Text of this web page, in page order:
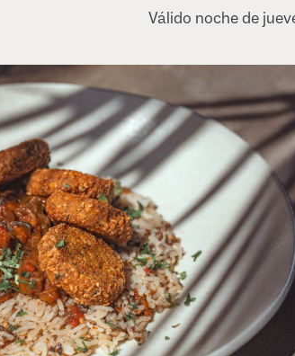
Válido noche de